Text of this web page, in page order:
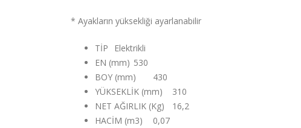
* Ayakların yüksekliği ayarlanabilir
TİP
Elektrikli
EN (mm) 530
BOY (mm)
430
YÜKSEKLİK (mm)
310
NET AĞIRLIK (Kg)
16,2
HACİM (m3)
0,07